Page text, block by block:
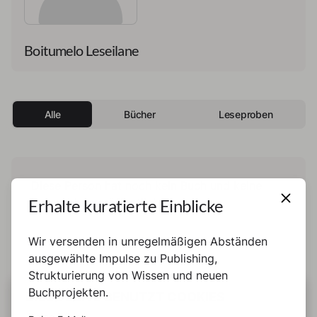
Boitumelo Leseilane
Alle Bücher Leseproben
Leseprobe veröffentlicht.
DIESE SEITE BENUTZT COOKIES
Erhalte kuratierte Einblicke
Wir versenden in unregelmäßigen Abständen
ausgewählte Impulse zu Publishing,
Strukturierung von Wissen und neuen
Buchprojekten.